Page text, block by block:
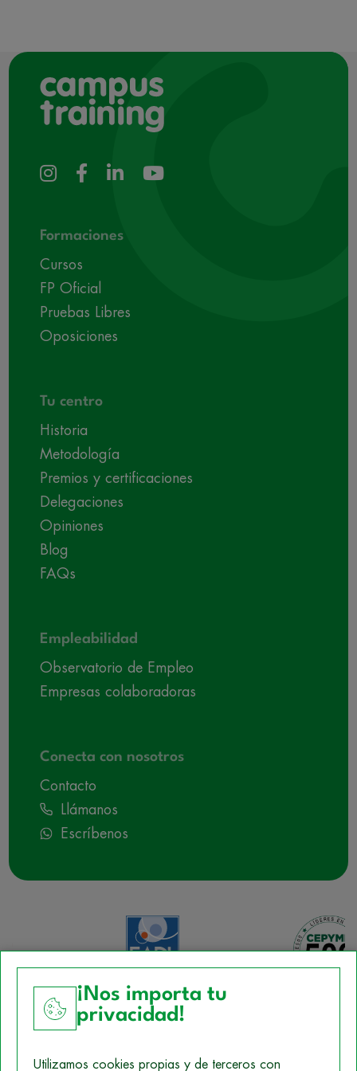
Formaciones
Cursos
FP Oficial
Pruebas Libres
Oposiciones
Tu centro
Historia
Metodología
Premios y certificaciones
Delegaciones
Opiniones
Blog
FAQs
Empleabilidad
Observatorio de Empleo
Empresas colaboradoras
Conecta con nosotros
Contacto
Llámanos
Escríbenos
¡Nos importa tu
privacidad!
Utilizamos cookies propias y de terceros con